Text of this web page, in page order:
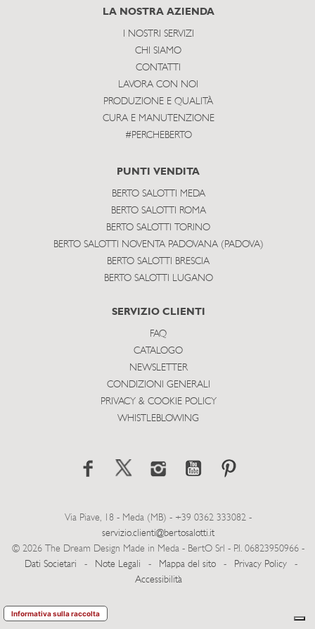
subscribe
LA NOSTRA AZIENDA
I NOSTRI SERVIZI
CHI SIAMO
CONTATTI
LAVORA CON NOI
PRODUZIONE E QUALITÀ
CURA E MANUTENZIONE
#PERCHEBERTO
PUNTI VENDITA
BERTO SALOTTI MEDA
BERTO SALOTTI ROMA
BERTO SALOTTI TORINO
BERTO SALOTTI NOVENTA PADOVANA (PADOVA)
BERTO SALOTTI BRESCIA
BERTO SALOTTI LUGANO
SERVIZIO CLIENTI
FAQ
CATALOGO
NEWSLETTER
CONDIZIONI GENERALI
PRIVACY & COOKIE POLICY
WHISTLEBLOWING
Via Piave, 18 - Meda (MB) - +39 0362 333082 -
servizio.clienti@bertosalotti.it
© 2026 The Dream Design Made in Meda - BertO Srl - P.I. 06823950966 -
Dati Societari
- Note Legali - Mappa del sito - Privacy Policy
-
Accessibilità
Informativa sulla raccolta